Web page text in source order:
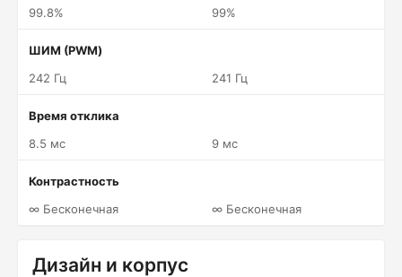
99.8%
99%
ШИМ (PWM)
242 Гц
241 Гц
Время отклика
8.5 мс
9 мс
Контрастность
∞ Бесконечная
∞ Бесконечная
Дизайн и корпус